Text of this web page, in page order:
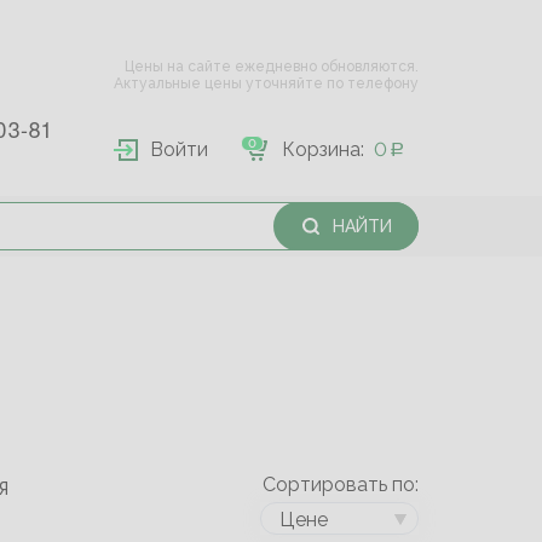
Цены на сайте ежедневно обновляются.
Актуальные цены уточняйте по телефону
81
Войти Корзина: 0
0
НАЙТИ
Я
Сортировать по:
Цене